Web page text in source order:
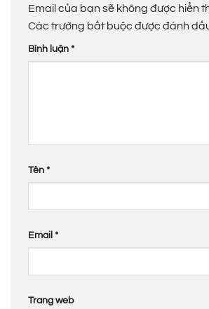
Email của bạn sẽ không được hiển
Các trường bắt buộc được đánh
Bình luận *
Tên *
Email *
Trang web